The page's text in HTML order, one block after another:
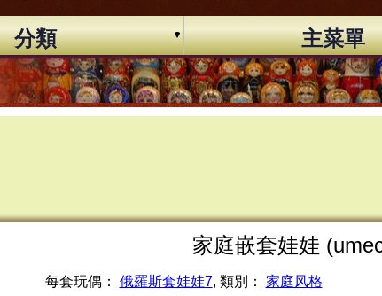
分類 主菜單
家庭嵌套娃娃
每套玩偶： 俄羅斯套娃娃7, 類別： 家庭风格